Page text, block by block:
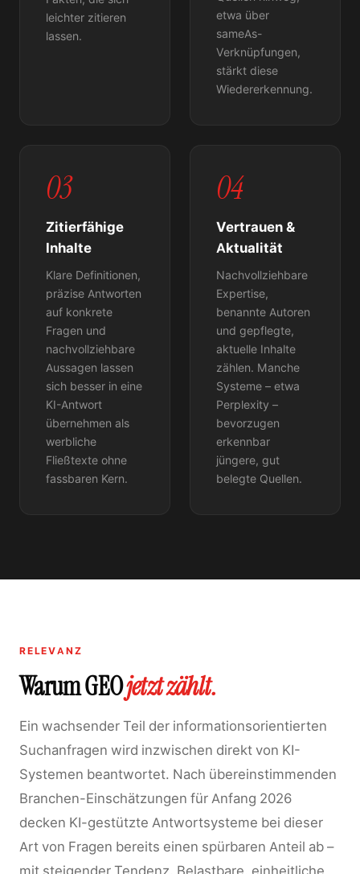
leichter zitieren
lassen.
etwa über
sameAs-
Verknüpfungen,
stärkt diese
Wiedererkennung.
03
Zitierfähige
Inhalte
Klare Definitionen,
präzise Antworten
auf konkrete
Fragen und
nachvollziehbare
Aussagen lassen
sich besser in eine
KI-Antwort
übernehmen als
werbliche
Fließtexte ohne
fassbaren Kern.
04
Vertrauen &
Aktualität
Nachvollziehbare
Expertise,
benannte Autoren
und gepflegte,
aktuelle Inhalte
zählen. Manche
Systeme – etwa
Perplexity –
bevorzugen
erkennbar
jüngere, gut
belegte Quellen.
RELEVANZ
Warum GEOjetzt zählt.
Ein wachsender Teil der informationsorientierten
Suchanfragen wird inzwischen direkt von KI-
Systemen beantwortet. Nach übereinstimmenden
Branchen-Einschätzungen für Anfang 2026
decken KI-gestützte Antwortsysteme bei dieser
Art von Fragen bereits einen spürbaren Anteil ab –
mit steigender Tendenz. Belastbare, einheitliche